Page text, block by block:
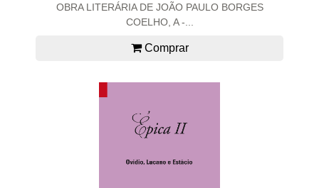
OBRA LITERÁRIA DE JOÃO PAULO BORGES
COELHO, A -...
Comprar